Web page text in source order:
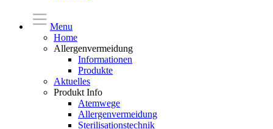
Menu
Home
Allergenvermeidung
Informationen
Produkte
Aktuelles
Produkt Info
Atemwege
Allergenvermeidung
Sterilisationstechnik